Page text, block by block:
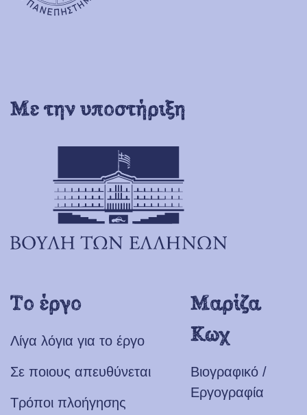
Με την υποστήριξη
Το έργο
Λίγα λόγια για το έργο
Σε ποιους απευθύνεται
Τρόποι πλοήγησης
Μαρίζα
Κωχ
Βιογραφικό /
Εργογραφία